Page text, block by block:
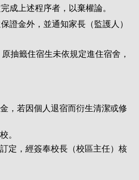
成上述程序者，以棄權論。
證金外，並通知家長（監護人）
抽籤住宿生未依規定進住宿舍，
，若因個人退宿而衍生清潔或修
。
定，經簽奉校長（校區主任）核